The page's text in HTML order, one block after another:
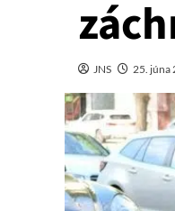
JNS 25. júna